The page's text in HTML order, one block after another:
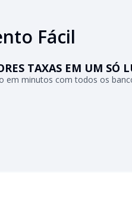
Fácil
TAXAS EM UM SÓ
em minutos com todos os